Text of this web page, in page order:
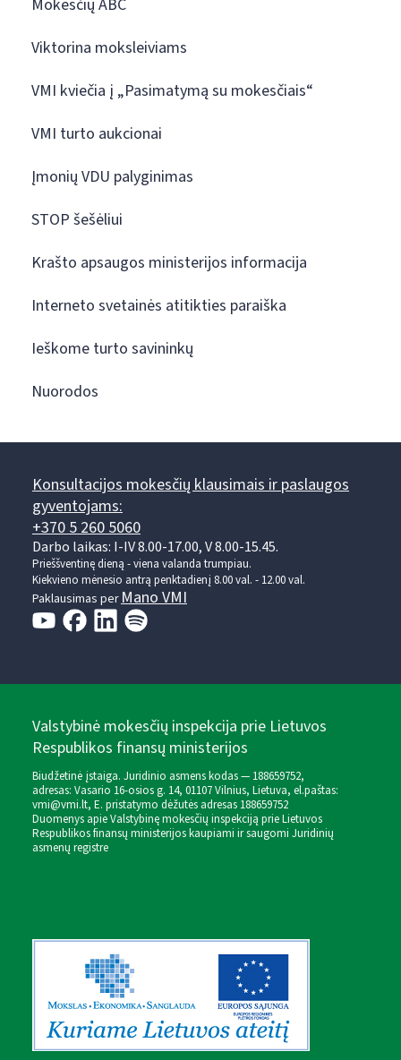
Mokesčių ABC
Viktorina moksleiviams
VMI kviečia į „Pasimatymą su mokesčiais“
VMI turto aukcionai
Įmonių VDU palyginimas
STOP šešėliui
Krašto apsaugos ministerijos informacija
Interneto svetainės atitikties paraiška
Ieškome turto savininkų
Nuorodos
Konsultacijos mokesčių klausimais ir paslaugos
gyventojams:
+370 5 260 5060
Darbo laikas: I-IV 8.00-17.00, V 8.00-15.45.
Prieššventinę dieną - viena valanda trumpiau.
Kiekvieno mėnesio antrą penktadienį 8.00 val. - 12.00 val.
Paklausimas perMano VMI
Valstybinė mokesčių inspekcija prie Lietuvos
Respublikos finansų ministerijos
Biudžetinė įstaiga. Juridinio asmens kodas — 188659752,
adresas: Vasario 16-osios g. 14, 01107 Vilnius, Lietuva, el.paštas:
vmi@vmi.lt, E. pristatymo dėžutės adresas 188659752
Duomenys apie Valstybinę mokesčių inspekciją prie Lietuvos
Respublikos finansų ministerijos kaupiami ir saugomi Juridinių
asmenų registre